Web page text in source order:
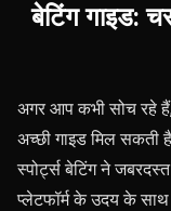
बेटिंग गाइड:
अगर आप कभी सोच रहे
अच्छी गाइड मिल सकती
स्पोर्ट्स बेटिंग ने
प्लेटफॉर्म के उदय के